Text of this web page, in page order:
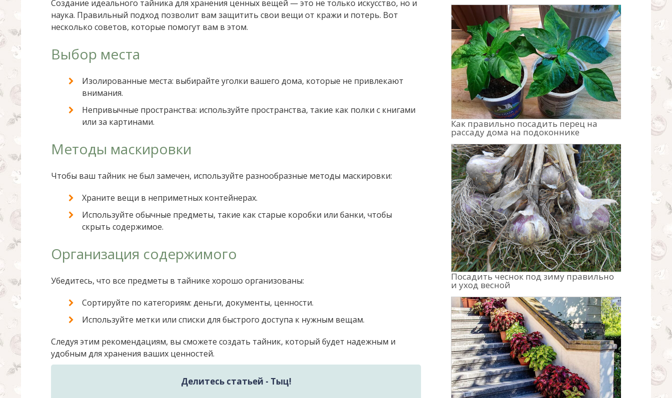
Создание идеального тайника для хранения ценных вещей — это не только искусство, но и
наука. Правильный подход позволит вам защитить свои вещи от кражи и потерь. Вот
несколько советов, которые помогут вам в этом.
Выбор места
Изолированные места: выбирайте уголки вашего дома, которые не привлекают
внимания.
Непривычные пространства: используйте пространства, такие как полки с книгами
или за картинами.
Методы маскировки
Чтобы ваш тайник не был замечен, используйте разнообразные методы маскировки:
Храните вещи в неприметных контейнерах.
Используйте обычные предметы, такие как старые коробки или банки, чтобы
скрыть содержимое.
Организация содержимого
Убедитесь, что все предметы в тайнике хорошо организованы:
Сортируйте по категориям: деньги, документы, ценности.
Используйте метки или списки для быстрого доступа к нужным вещам.
Следуя этим рекомендациям, вы сможете создать тайник, который будет надежным и
удобным для хранения ваших ценностей.
Делитесь статьей - Тыц!
Как правильно посадить перец на
рассаду дома на подоконнике
Посадить чеснок под зиму правильно
и уход весной